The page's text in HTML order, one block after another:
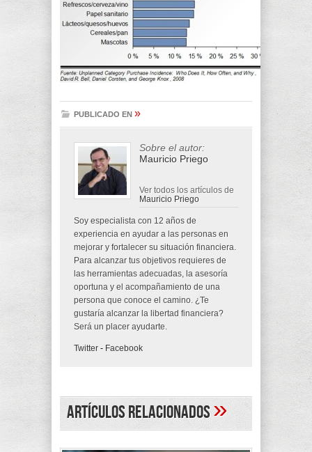
PUBLICADO EN »
Sobre el autor:
Mauricio Priego
Ver todos los artículos de
Mauricio Priego
Soy especialista con 12 años de
experiencia en ayudar a las personas en
mejorar y fortalecer su situación financiera.
Para alcanzar tus objetivos requieres de
las herramientas adecuadas, la asesoría
oportuna y el acompañamiento de una
persona que conoce el camino. ¿Te
gustaría alcanzar la libertad financiera?
Será un placer ayudarte.
Twitter - Facebook
Artículos Relacionados»